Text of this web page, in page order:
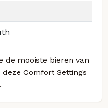
de mooiste bieren van
Comfort Settings
.